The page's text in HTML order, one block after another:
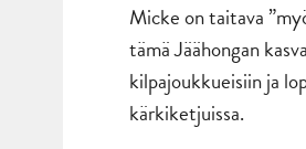
Micke on taitava
tämä Jäähongan
kilpajoukkueisiin ja
kärkiketjuissa.